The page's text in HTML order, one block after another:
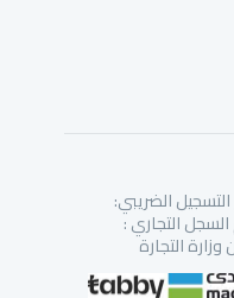
الضريبي:
رقم السجل التجاري :